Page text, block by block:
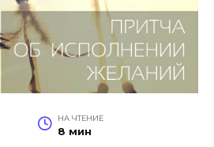
НА ЧТЕНИЕ
8 мин